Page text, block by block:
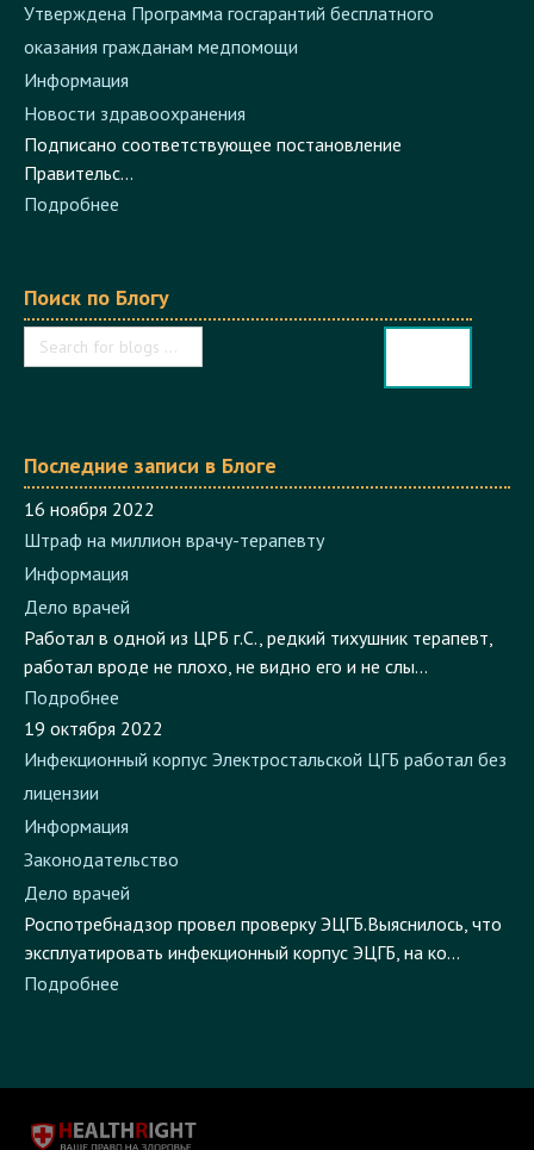
оказания гражданам медпомощи
Информация
Новости здравоохранения
Подписано соответствующее постановление
Правительс...
Подробнее
16 ноября 2022
Штраф на миллион врачу-терапевту
Информация
Дело врачей
Работал в одной из ЦРБ г.С., редкий тихушник терапевт,
работал вроде не плохо, не видно его и не слы...
Подробнее
19 октября 2022
Инфекционный корпус Электростальской ЦГБ работал без
лицензии
Информация
Законодательство
Дело врачей
Роспотребнадзор провел проверку ЭЦГБ.Выяснилось, что
эксплуатировать инфекционный корпус ЭЦГБ, на ко...
Подробнее
© Copyright 2019, HealthRight.ru.